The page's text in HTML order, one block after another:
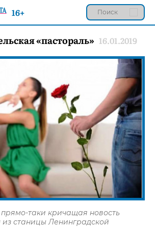
«пастораль» 16.01.2019
таки кричащая новость
из станицы Ленинградской
16+